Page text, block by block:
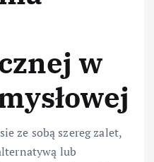
w
ze sobą szereg zalet,
lub